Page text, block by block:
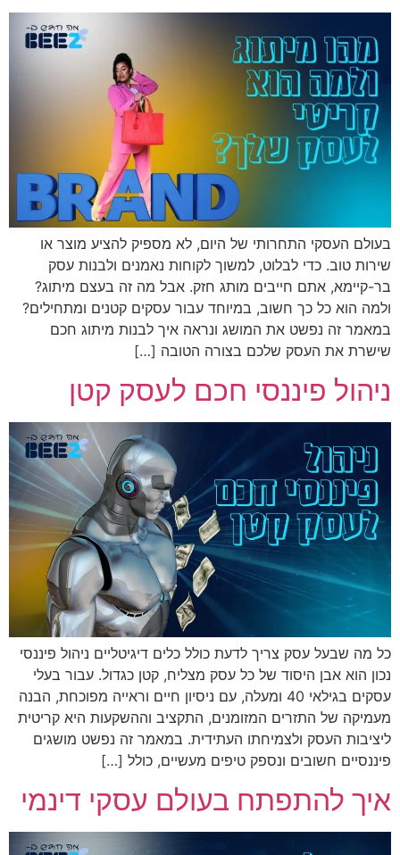
בעולם העסקי התחרותי של היום, לא מספיק להציע מוצר או
שירות טוב. כדי לבלוט, למשוך לקוחות נאמנים ולבנות עסק
בר-קיימא, אתם חייבים מותג חזק. אבל מה זה בעצם מיתוג?
ולמה הוא כל כך חשוב, במיוחד עבור עסקים קטנים ומתחילים?
במאמר זה נפשט את המושג ונראה איך לבנות מיתוג חכם
שישרת את העסק שלכם בצורה הטובה […]
ניהול פיננסי חכם לעסק קטן
כל מה שבעל עסק צריך לדעת כולל כלים דיגיטליים ניהול פיננסי
נכון הוא אבן היסוד של כל עסק מצליח, קטן כגדול. עבור בעלי
עסקים בגילאי 40 ומעלה, עם ניסיון חיים וראייה מפוכחת, הבנה
מעמיקה של התזרים המזומנים, התקציב וההשקעות היא קריטית
ליציבות העסק ולצמיחתו העתידית. במאמר זה נפשט מושגים
פיננסיים חשובים ונספק טיפים מעשיים, כולל […]
איך להתפתח בעולם עסקי דינמי